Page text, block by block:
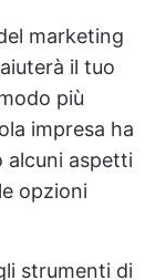
marketing
il tuo
più
impresa ha
alcuni aspetti
opzioni
strumenti di